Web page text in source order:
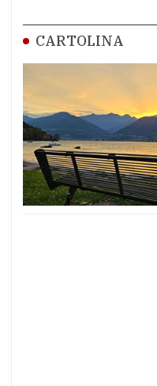
CARTOLINA